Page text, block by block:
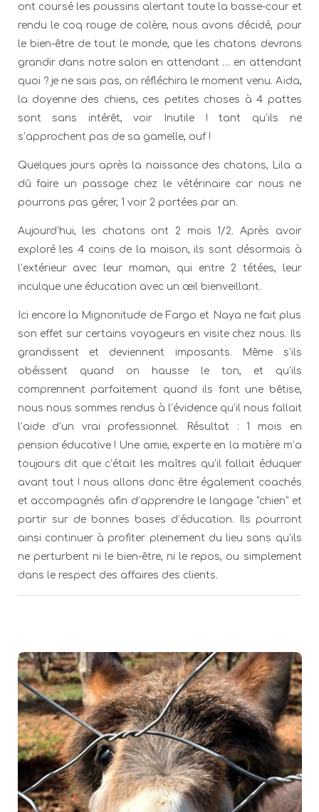
ont coursé les poussins alertant toute la basse-cour et
rendu le coq rouge de colère, nous avons décidé, pour
le bien-être de tout le monde, que les chatons devrons
grandir dans notre salon en attendant … en attendant
quoi ? je ne sais pas, on réfléchira le moment venu. Aïda,
la doyenne des chiens, ces petites choses à 4 pattes
sont sans intérêt, voir Inutile ! tant qu’ils ne
s’approchent pas de sa gamelle, ouf !
Quelques jours après la naissance des chatons, Lila a
dû faire un passage chez le vétérinaire car nous ne
pourrons pas gérer, 1 voir 2 portées par an.
Aujourd’hui, les chatons ont 2 mois 1/2. Après avoir
exploré les 4 coins de la maison, ils sont désormais à
l’extérieur avec leur maman, qui entre 2 tétées, leur
inculque une éducation avec un œil bienveillant.
Ici encore la Mignonitude de Fargo et Naya ne fait plus
son effet sur certains voyageurs en visite chez nous. Ils
grandissent et deviennent imposants. Même s’ils
obéissent quand on hausse le ton, et qu’ils
comprennent parfaitement quand ils font une bêtise,
nous nous sommes rendus à l’évidence qu’il nous fallait
l’aide d’un vrai professionnel. Résultat : 1 mois en
pension éducative ! Une amie, experte en la matière m’a
toujours dit que c’était les maîtres qu’il fallait éduquer
avant tout ! nous allons donc être également coachés
et accompagnés afin d’apprendre le langage “chien” et
partir sur de bonnes bases d’éducation. Ils pourront
ainsi continuer à profiter pleinement du lieu sans qu’ils
ne perturbent ni le bien-être, ni le repos, ou simplement
dans le respect des affaires des clients.